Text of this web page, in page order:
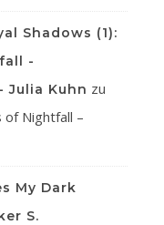
Shadows (1):
-
Julia Kuhn zu
of Nightfall –
My Dark
S.